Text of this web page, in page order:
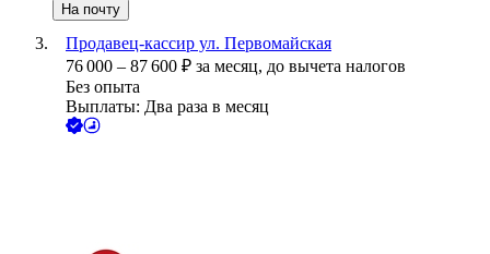
На почту
Продавец-кассир ул. Первомайская
76 000 – 87 600 ₽ за месяц, до вычета налогов
Без опыта
Выплаты: Два раза в месяц